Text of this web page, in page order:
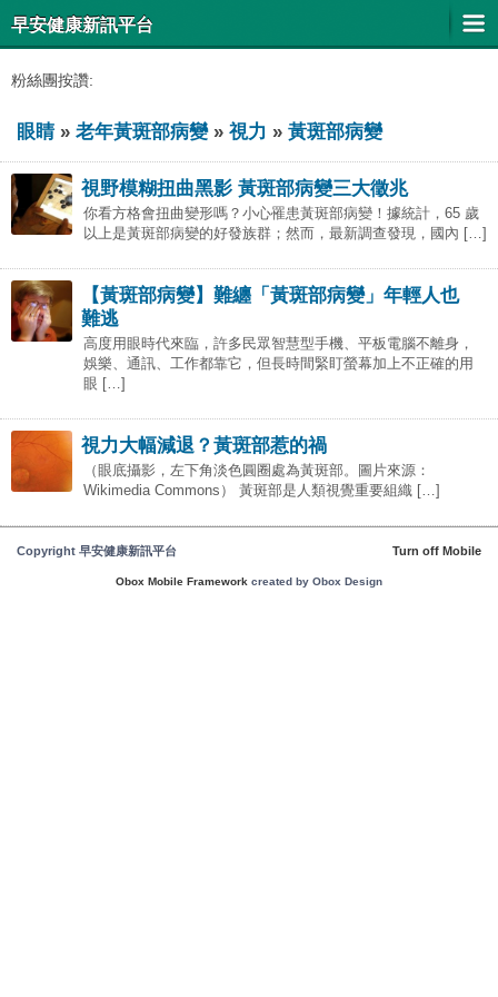
早安健康新訊平台
粉絲團按讚:
眼睛» 老年黃斑部病變» 視力 » 黃斑部病變
視野模糊扭曲黑影 黃斑部病變三大徵兆
你看方格會扭曲變形嗎？小心罹患黃斑部病變！據統計，65 歲
以上是黃斑部病變的好發族群；然而，最新調查發現，國內 […]
【黃斑部病變】難纏「黃斑部病變」年輕人也
難逃
高度用眼時代來臨，許多民眾智慧型手機、平板電腦不離身，
娛樂、通訊、工作都靠它，但長時間緊盯螢幕加上不正確的用
眼 […]
視力大幅減退？黃斑部惹的禍
（眼底攝影，左下角淡色圓圈處為黃斑部。圖片來源：
Wikimedia Commons） 黃斑部是人類視覺重要組織 […]
Copyright 早安健康新訊平台 Turn off Mobile
Obox Mobile Framework created by Obox Design